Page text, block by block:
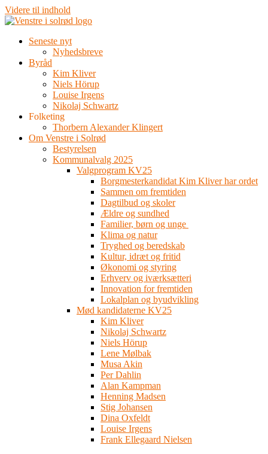
Videre til indhold
Seneste nyt
Nyhedsbreve
Byråd
Kim Kliver
Niels Hörup
Louise Irgens
Nikolaj Schwartz
Folketing
Thorbern Alexander Klingert
Om Venstre i Solrød
Bestyrelsen
Kommunalvalg 2025
Valgprogram KV25
Borgmesterkandidat Kim Kliver har ordet
Sammen om fremtiden
Dagtilbud og skoler
Ældre og sundhed
Familier, børn og unge
Klima og natur
Tryghed og beredskab
Kultur, idræt og fritid
Økonomi og styring
Erhverv og iværksætteri
Innovation for fremtiden
Lokalplan og byudvikling
Mød kandidaterne KV25
Kim Kliver
Nikolaj Schwartz
Niels Hörup
Lene Mølbak
Musa Akin
Per Dahlin
Alan Kampman
Henning Madsen
Stig Johansen
Dina Oxfeldt
Louise Irgens
Frank Ellegaard Nielsen